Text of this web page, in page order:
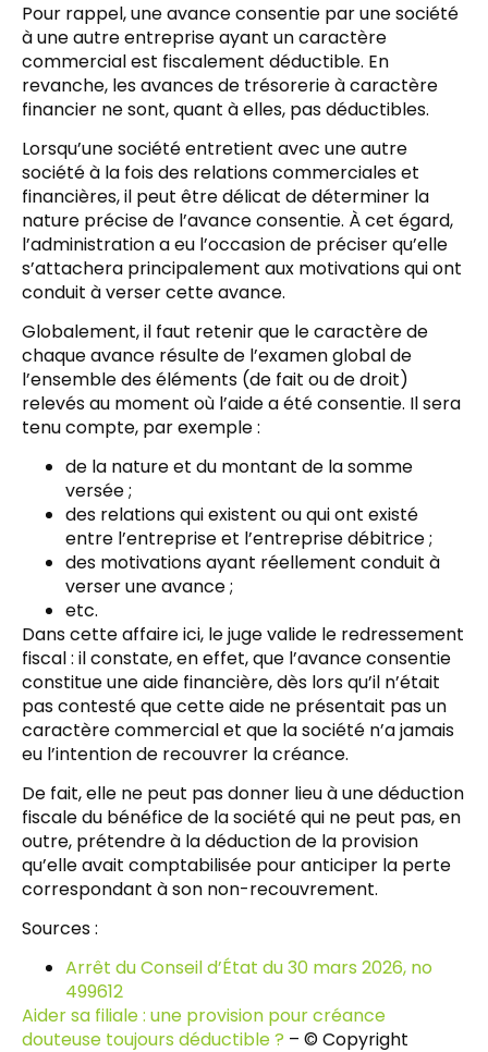
Pour rappel, une avance consentie par une société
à une autre entreprise ayant un caractère
commercial est fiscalement déductible. En
revanche, les avances de trésorerie à caractère
financier ne sont, quant à elles, pas déductibles.
Lorsqu’une société entretient avec une autre
société à la fois des relations commerciales et
financières, il peut être délicat de déterminer la
nature précise de l’avance consentie. À cet égard,
l’administration a eu l’occasion de préciser qu’elle
s’attachera principalement aux motivations qui ont
conduit à verser cette avance.
Globalement, il faut retenir que le caractère de
chaque avance résulte de l’examen global de
l’ensemble des éléments (de fait ou de droit)
relevés au moment où l’aide a été consentie. Il sera
tenu compte, par exemple :
de la nature et du montant de la somme
versée ;
des relations qui existent ou qui ont existé
entre l’entreprise et l’entreprise débitrice ;
des motivations ayant réellement conduit à
verser une avance ;
etc.
Dans cette affaire ici, le juge valide le redressement
fiscal : il constate, en effet, que l’avance consentie
constitue une aide financière, dès lors qu’il n’était
pas contesté que cette aide ne présentait pas un
caractère commercial et que la société n’a jamais
eu l’intention de recouvrer la créance.
De fait, elle ne peut pas donner lieu à une déduction
fiscale du bénéfice de la société qui ne peut pas, en
outre, prétendre à la déduction de la provision
qu’elle avait comptabilisée pour anticiper la perte
correspondant à son non-recouvrement.
Sources :
Arrêt du Conseil d’État du 30 mars 2026, no
499612
Aider sa filiale : une provision pour créance
douteuse toujours déductible ? – © Copyright